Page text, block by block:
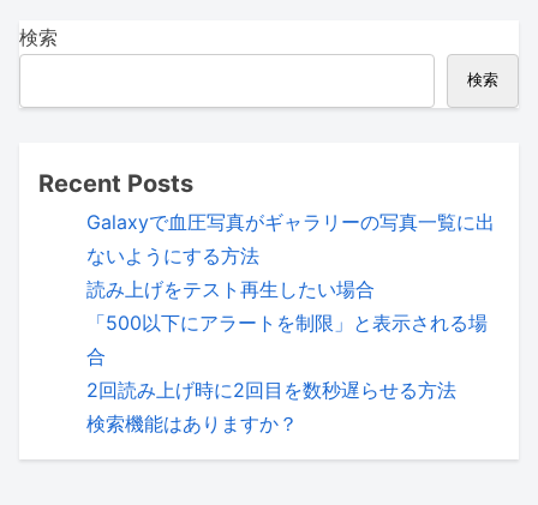
検索
検索
Recent Posts
Galaxyで血圧写真がギャラリーの写真一覧に出
ないようにする方法
読み上げをテスト再生したい場合
「500以下にアラートを制限」と表示される場
合
2回読み上げ時に2回目を数秒遅らせる方法
検索機能はありますか？